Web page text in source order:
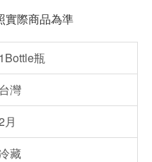
實際商品為準
1Bottle瓶
台灣
月
藏